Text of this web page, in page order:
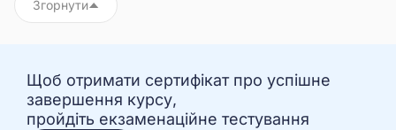
Згорнути
Щоб отримати сертифікат про успішне
завершення курсу,
пройдіть екзаменаційне тестування